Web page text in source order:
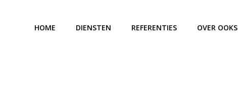
HOME DIENSTEN REFERENTIES OVER OOKS